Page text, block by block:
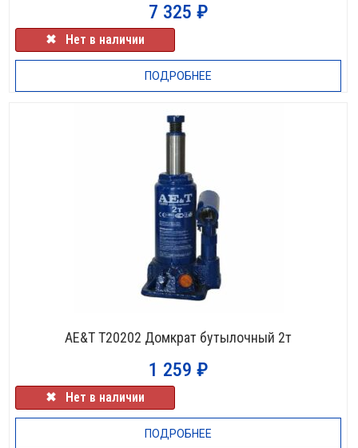
7 325 ₽
✖⠀Нет в наличии
ПОДРОБНЕЕ
AE&T T20202 Домкрат бутылочный 2т
1 259 ₽
✖⠀Нет в наличии
ПОДРОБНЕЕ